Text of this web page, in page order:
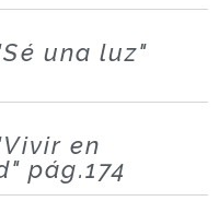
una luz"
en
pág.174